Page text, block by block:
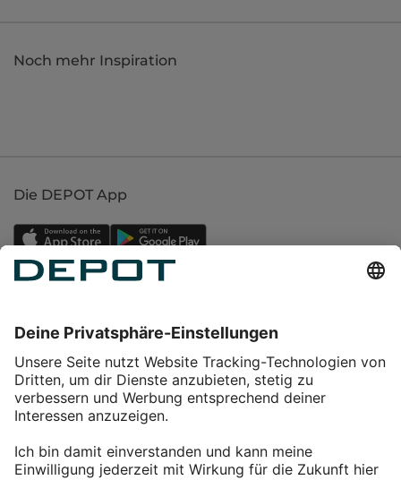
Noch mehr Inspiration
Die DEPOT App
Service
Über DEPOT
Kontakt